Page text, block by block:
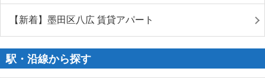
【新着】墨田区八広 賃貸アパート
駅・沿線から探す